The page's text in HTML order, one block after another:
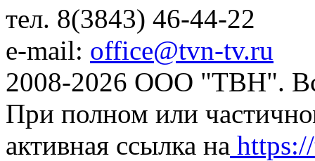
тел. 8(3843) 46-44-22
e-mail: office@tvn-tv.ru
2008-2026 ООО "ТВН".
При полном или
активная ссылка на